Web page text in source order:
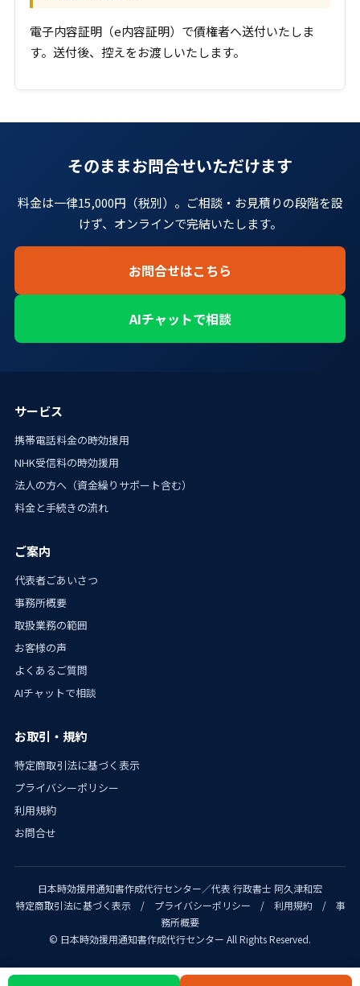
電子内容証明（e内容証明）で債権者へ送付いたしま
す。送付後、控えをお渡しいたします。
そのままお問合せいただけます
料金は一律15,000円（税別）。ご相談・お見積りの段階を設
けず、オンラインで完結いたします。
お問合せはこちら
AIチャットで相談
サービス
携帯電話料金の時効援用
NHK受信料の時効援用
法人の方へ（資金繰りサポート含む）
料金と手続きの流れ
ご案内
代表者ごあいさつ
事務所概要
取扱業務の範囲
お客様の声
よくあるご質問
AIチャットで相談
お取引・規約
特定商取引法に基づく表示
プライバシーポリシー
利用規約
お問合せ
日本時効援用通知書作成代行センター／代表 行政書士 阿久津和宏
特定商取引法に基づく表示/ プライバシーポリシー / 利用規約/ 事
務所概要
© 日本時効援用通知書作成代行センター All Rights Reserved.